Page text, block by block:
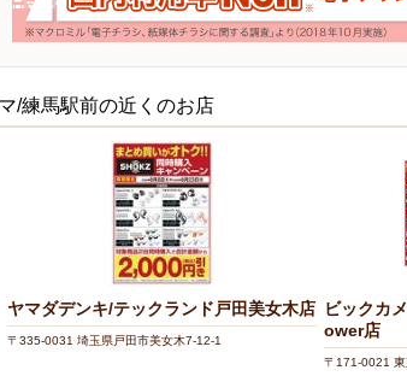
/練馬駅前の近くのお店
ヤマダデンキ/テックランド戸田美女木店
〒335-0031 埼玉県戸田市美女木7-12-1
ビックカ
ower店
〒171-0021